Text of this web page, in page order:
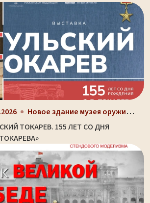
Новое здание музея оружия (ул. Октябрьская, д. 2)
ТОКАРЕВ. 155 ЛЕТ СО ДНЯ